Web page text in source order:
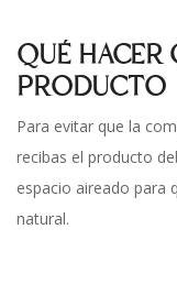
QUÉ HACER
PRODUCTO
Para evitar que la
recibas el producto
espacio aireado para
natural.